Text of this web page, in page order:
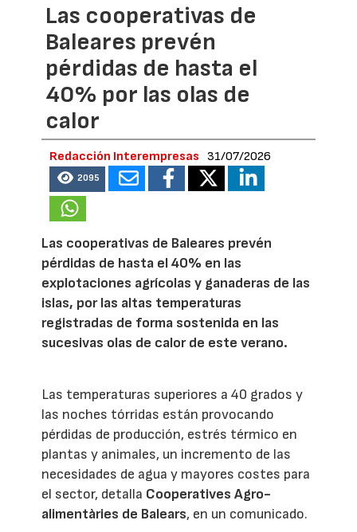
Las cooperativas de
Baleares prevén
pérdidas de hasta el
40% por las olas de
calor
Redacción Interempresas 31/07/2026
2095
Las cooperativas de Baleares prevén
pérdidas de hasta el 40% en las
explotaciones agrícolas y ganaderas de las
islas, por las altas temperaturas
registradas de forma sostenida en las
sucesivas olas de calor de este verano.
Las temperaturas superiores a 40 grados y
las noches tórridas están provocando
pérdidas de producción, estrés térmico en
plantas y animales, un incremento de las
necesidades de agua y mayores costes para
el sector, detalla Cooperatives Agro-
alimentàries de Balears, en un comunicado.